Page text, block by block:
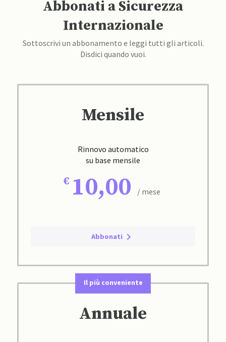
Abbonati a Sicurezza
Internazionale
Sottoscrivi un abbonamento e leggi tutti gli articoli.
Disdici quando vuoi.
Mensile
Rinnovo automatico
su base mensile
10,00 / mese
Abbonati
Il più conveniente
Annuale